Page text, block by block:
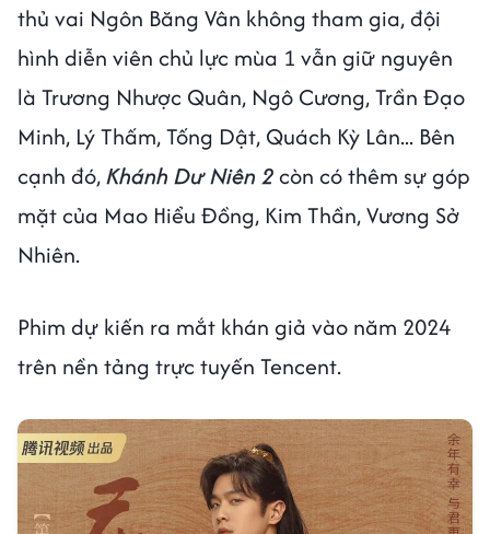
thủ vai Ngôn Băng Vân không tham gia, đội
hình diễn viên chủ lực mùa 1 vẫn giữ nguyên
là Trương Nhược Quân, Ngô Cương, Trần Đạo
Minh, Lý Thấm, Tống Dật, Quách Kỳ Lân... Bên
cạnh đó,Khánh Dư Niên 2còn có thêm sự góp
mặt của Mao Hiểu Đồng, Kim Thần, Vương Sở
Nhiên.
Phim dự kiến ra mắt khán giả vào năm 2024
trên nền tảng trực tuyến Tencent.